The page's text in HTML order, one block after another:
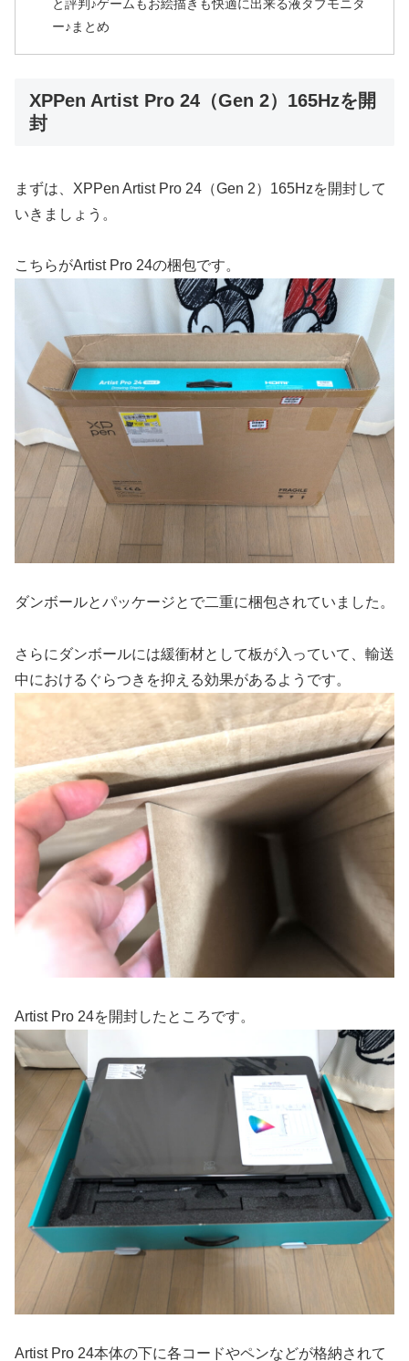
と評判♪ゲームもお絵描きも快適に出来る液タブモニタ
ー♪まとめ
XPPen Artist Pro 24（Gen 2）165Hzを開
封
まずは、XPPen Artist Pro 24（Gen 2）165Hzを開封して
いきましょう。
こちらがArtist Pro 24の梱包です。
ダンボールとパッケージとで二重に梱包されていました。
さらにダンボールには緩衝材として板が入っていて、輸送
中におけるぐらつきを抑える効果があるようです。
Artist Pro 24を開封したところです。
Artist Pro 24本体の下に各コードやペンなどが格納されて